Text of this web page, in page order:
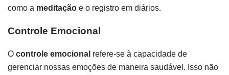
como a meditação e o registro em diários.
Controle Emocional
O controle emocional refere-se à capacidade de
gerenciar nossas emoções de maneira saudável. Isso não